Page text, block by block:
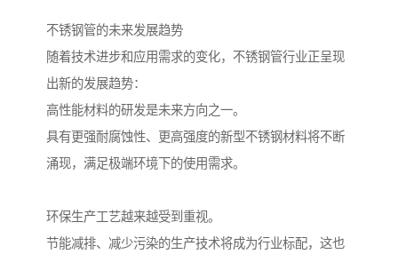
不锈钢管的未来发展趋势
随着技术进步和应用需求的变化，不锈钢管行业正呈现
出新的发展趋势：
高性能材料的研发是未来方向之一。
具有更强耐腐蚀性、更高强度的新型不锈钢材料将不断
涌现，满足极端环境下的使用需求。
环保生产工艺越来越受到重视。
节能减排、减少污染的生产技术将成为行业标配，这也